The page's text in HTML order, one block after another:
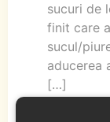
sucuri de
finit care
sucul/
aducerea
[…]